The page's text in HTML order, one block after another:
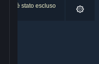
titolo è stato escluso